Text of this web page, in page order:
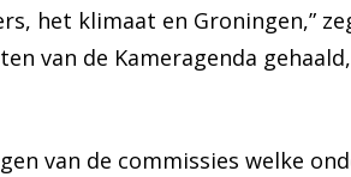
het klimaat en Groningen,”
van de Kameragenda
van de commissies welke